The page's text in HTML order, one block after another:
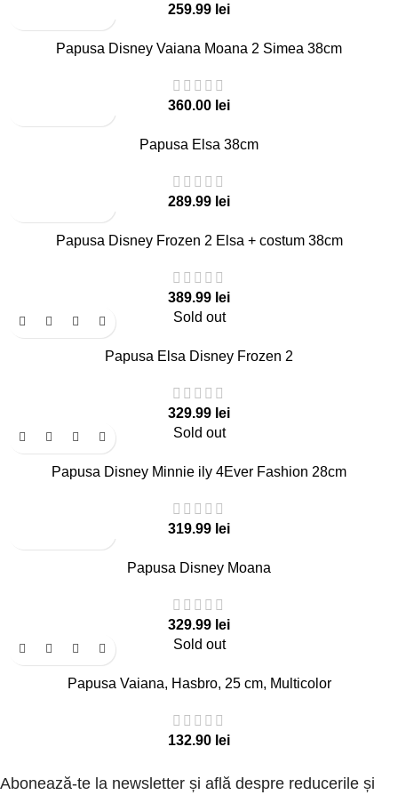
lei
Papusa Disney Vaiana Moana 2 Simea 38cm
lei
Papusa Elsa 38cm
lei
Papusa Disney Frozen 2 Elsa + costum 38cm
lei
Sold out
Papusa Elsa Disney Frozen 2
lei
Sold out
Papusa Disney Minnie ily 4Ever Fashion 28cm
lei
Papusa Disney Moana
lei
Sold out
Papusa Vaiana, Hasbro, 25 cm, Multicolor
lei
Abonează-te la newsletter și află despre reducerile și